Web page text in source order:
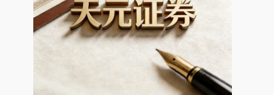
上证综指 3939.91 +39.56